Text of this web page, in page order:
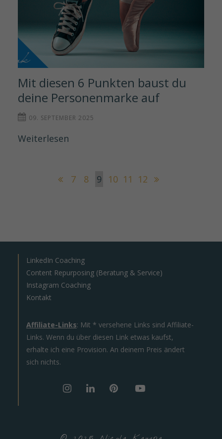
Mit diesen 6 Punkten baust du
deine Personenmarke auf
09. SEPTEMBER 2025
Weiterlesen
7 8 9 10 11 12
LinkedIn Coaching
Content Repurposing (Beratung & Service)
Instagram Coaching
Kontakt
Affiliate-Links: Mit * versehene Links sind Affiliate-
Links. Wenn du über diesen Link etwas kaufst,
erhalte ich eine Provision. An deinem Preis ändert
sich nichts.